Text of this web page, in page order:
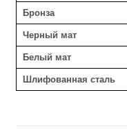
Бронза
Черный мат
Белый мат
Шлифованная сталь